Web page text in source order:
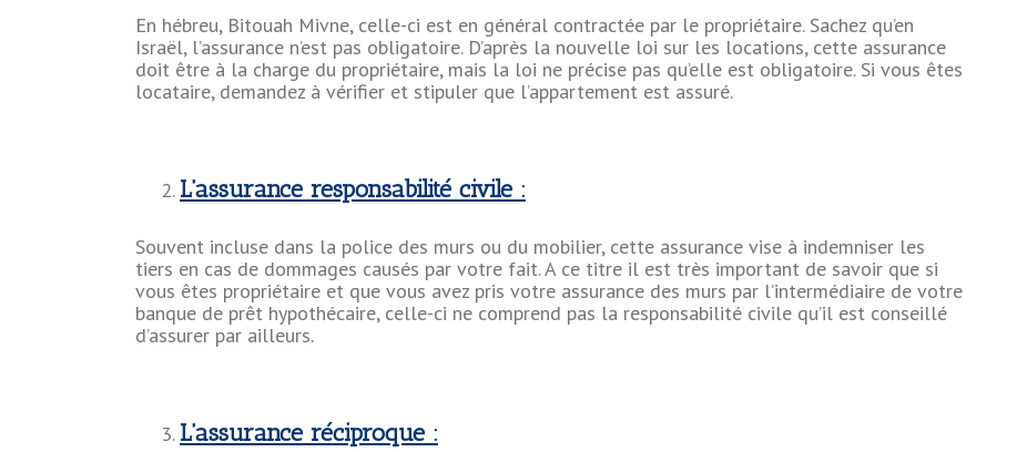
En hébreu, Bitouah Mivne, celle-ci est en général contractée par le propriétaire. Sachez qu’en
Israël, l’assurance n’est pas obligatoire. D’après la nouvelle loi sur les locations, cette assurance
doit être à la charge du propriétaire, mais la loi ne précise pas qu’elle est obligatoire. Si vous êtes
locataire, demandez à vérifier et stipuler que l’appartement est assuré.
L’assurance responsabilité civile :
Souvent incluse dans la police des murs ou du mobilier, cette assurance vise à indemniser les
tiers en cas de dommages causés par votre fait. A ce titre il est très important de savoir que si
vous êtes propriétaire et que vous avez pris votre assurance des murs par l’intermédiaire de votre
banque de prêt hypothécaire, celle-ci ne comprend pas la responsabilité civile qu’il est conseillé
d’assurer par ailleurs.
L’assurance réciproque :